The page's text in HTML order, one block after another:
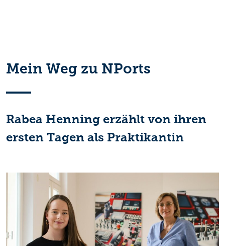
Mein Weg zu NPorts
Rabea Henning erzählt von ihren
ersten Tagen als Praktikantin